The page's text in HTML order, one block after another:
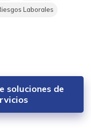
Laborales
soluciones de